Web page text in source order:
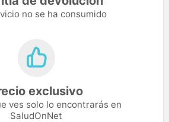
no se ha consumido
exclusivo
ves solo lo encontrarás en
SaludOnNet